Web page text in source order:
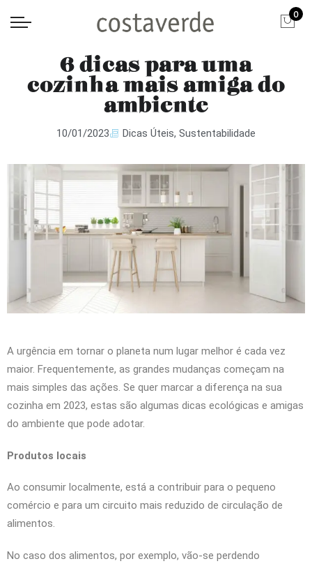
0
6 dicas para uma
cozinha mais amiga do
ambiente
10/01/2023 Dicas Úteis, Sustentabilidade
A urgência em tornar o planeta num lugar melhor é cada vez
maior. Frequentemente, as grandes mudanças começam na
mais simples das ações. Se quer marcar a diferença na sua
cozinha em 2023, estas são algumas dicas ecológicas e amigas
do ambiente que pode adotar.
Produtos locais
Ao consumir localmente, está a contribuir para o pequeno
comércio e para um circuito mais reduzido de circulação de
alimentos.
No caso dos alimentos, por exemplo, vão-se perdendo